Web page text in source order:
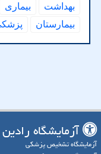
بهداشت بیماری
بیمارستان
آزمایشگاه رادین
آزمایشگاه تشخیص پزشکی